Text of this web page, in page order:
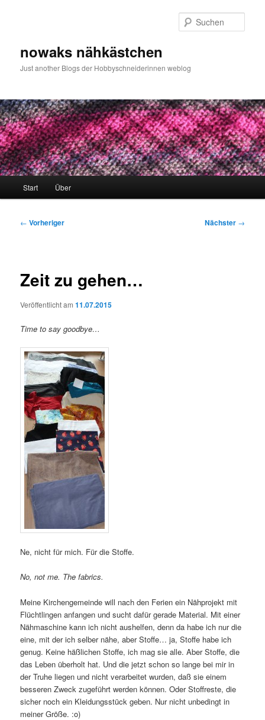
nowaks nähkästchen
Just another Blogs der Hobbyschneiderinnen weblog
Start Über
Beitragsnavigation
← Vorheriger Nächster →
Zeit zu gehen…
Veröffentlicht am11.07.2015
Time to say goodbye…
Ne, nicht für mich. Für die Stoffe.
No, not me. The fabrics.
Meine Kirchengemeinde will nach den Ferien ein Nähprojekt mit
Flüchtlingen anfangen und sucht dafür gerade Material. Mit einer
Nähmaschine kann ich nicht aushelfen, denn da habe ich nur die
eine, mit der ich selber nähe, aber Stoffe… ja, Stoffe habe ich
genug. Keine häßlichen Stoffe, ich mag sie alle. Aber Stoffe, die
das Leben überholt hat. Und die jetzt schon so lange bei mir in
der Truhe liegen und nicht verarbeitet wurden, daß sie einem
besseren Zweck zugeführt werden können. Oder Stoffreste, die
sicher noch ein Kleidungsstück geben. Nur nicht unbedingt in
meiner Größe. :o)